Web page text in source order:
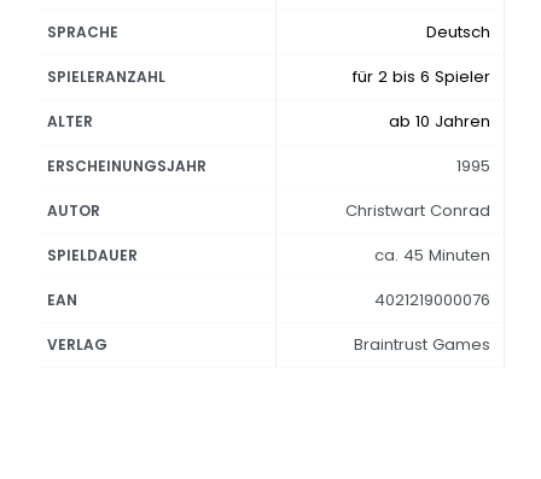
SPRACHE Deutsch
SPIELERANZAHL für 2 bis 6 Spieler
ALTER ab 10 Jahren
ERSCHEINUNGSJAHR 1995
AUTOR Christwart Conrad
SPIELDAUER ca. 45 Minuten
EAN 4021219000076
VERLAG Braintrust Games